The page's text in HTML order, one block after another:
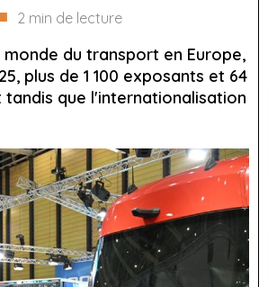
2 min de lecture
du transport en Europe,
plus de 1 100 exposants et 64
tandis que l'internationalisation